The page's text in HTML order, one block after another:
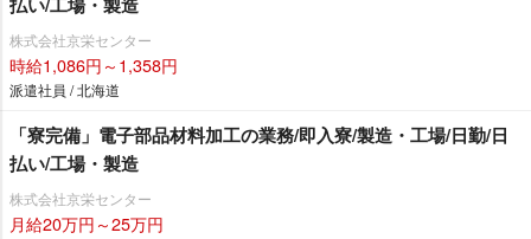
株式会社京栄センター
時給1,086円～1,358円
派遣社員 / 北海道
「寮完備」電子部品材料加工の業務/即入寮/製造・工場/日勤/日
払い/工場・製造
株式会社京栄センター
月給20万円～25万円